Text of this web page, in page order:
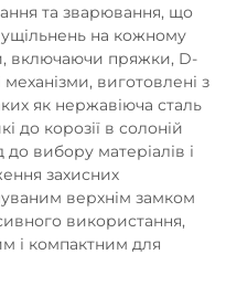
та зварювання, що
ущільнень на кожному
включаючи пряжки, D-
механізми, виготовлені з
як нержавіюча сталь
до корозії в солоній
до вибору матеріалів і
захисних
верхнім замком
використання,
і компактним для